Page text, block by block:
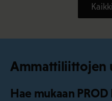
Ammattiliittojen
Hae mukaan PROD